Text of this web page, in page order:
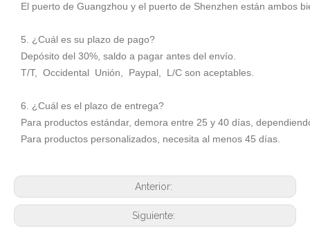
El puerto de Guangzhou y el puerto de Shenzhen están ambos
5. ¿Cuál es su plazo de pago?
Depósito del 30%, saldo a pagar antes del envío.
T/T, Occidental Unión, Paypal, L/C son aceptables.
6. ¿Cuál es el plazo de entrega?
Para productos estándar, demora entre 25 y 40 días,
Para productos personalizados, necesita al menos 45 días.
Anterior:
Siguiente: